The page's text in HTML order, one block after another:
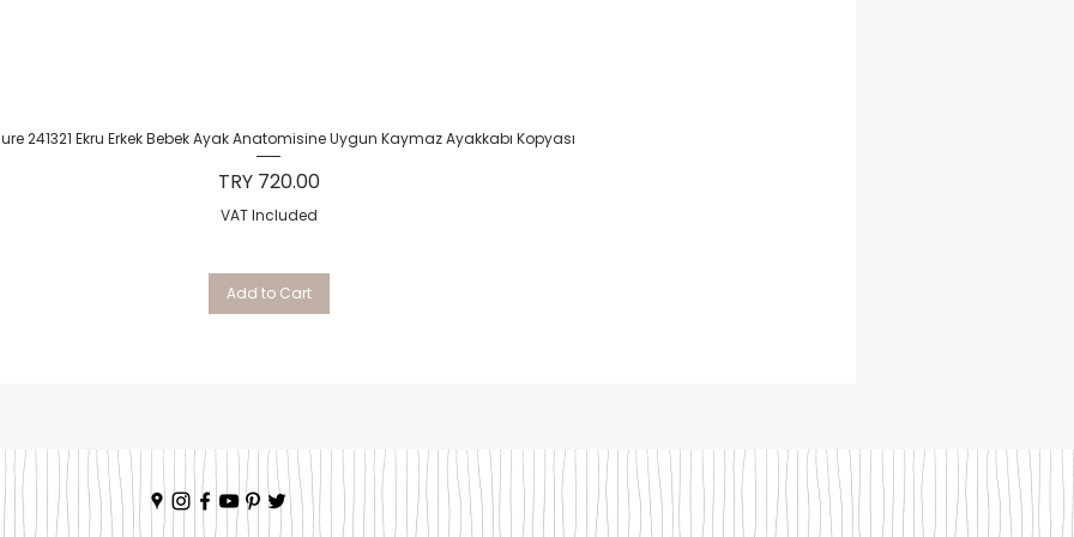
Quick View
241321 Ekru Erkek Bebek Ayak Anatomisine Uygun Kaymaz Ayakkabı Kopyası
Price
TRY 720.00
VAT Included
Add to Cart